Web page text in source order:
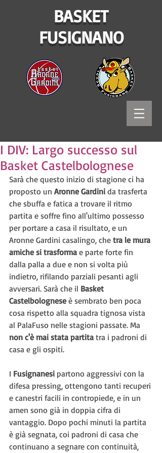
BASKET
FUSIGNANO
I DIV: Largo successo sul
Basket Castelbolognese
Sarà che questo inizio di stagione ci ha
proposto un Aronne Gardini da trasferta
che sbuffa e fatica a trovare il ritmo
partita e soffre fino all'ultimo possesso
per portare a casa il risultato, e un
Aronne Gardini casalingo, che tra le mura
amiche si trasforma e parte forte fin
dalla palla a due e non si volta più
indietro, rifilando parziali pesanti agli
avversari. Sarà che il Basket
Castelbolognese è sembrato ben poca
cosa rispetto alla squadra tignosa vista
al PalaFuso nelle stagioni passate. Ma
non c'è mai stata partita tra i padroni di
casa e gli ospiti.
I Fusignanesi partono aggressivi con la
difesa pressing, ottengono tanti recuperi
e canestri facili in contropiede, e in un
amen sono già in doppia cifra di
vantaggio. Dopo pochi minuti la partita
è già segnata, coi padroni di casa che
continuano a segnare con continuità,